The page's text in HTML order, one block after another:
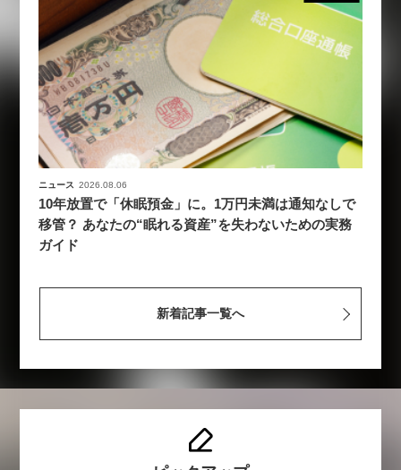
ニュース 2026.08.06
10年放置で「休眠預金」に。1万円未満は通知なしで
移管？ あなたの“眠れる資産”を失わないための実務
ガイド
新着記事一覧へ